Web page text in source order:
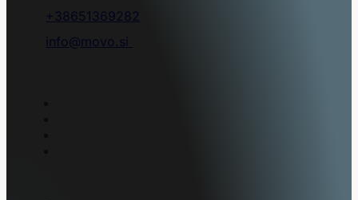
+38651369282
info@movo.si